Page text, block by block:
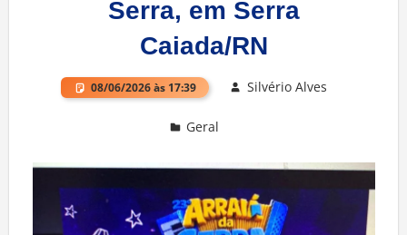
Serra, em Serra
Caiada/RN
08/06/2026 às 17:39 Silvério Alves
Geral